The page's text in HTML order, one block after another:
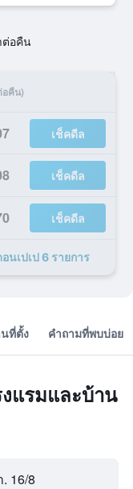
ต่อคืน
คืน)
เช็คดีล
เช็คดีล
เช็คดีล
นเปเป 6 รายการ
ที่ตั้ง คำถามที่พบบ่อย
แรมและบ้าน
. 16/8